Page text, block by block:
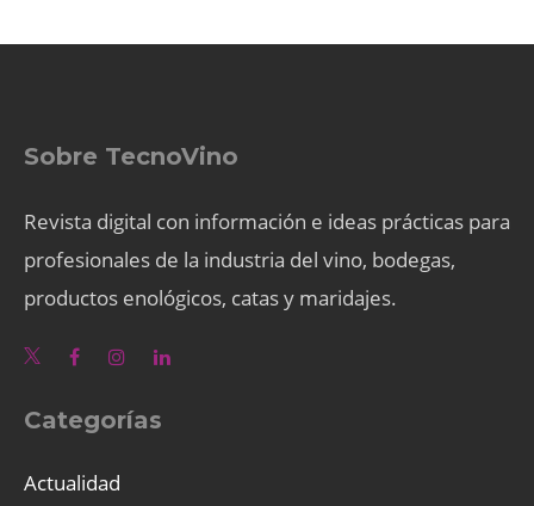
Sobre TecnoVino
Revista digital con información e ideas prácticas para
profesionales de la industria del vino, bodegas,
productos enológicos, catas y maridajes.
Categorías
Actualidad